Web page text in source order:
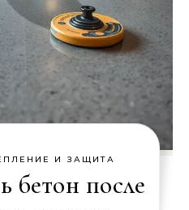
И ЗАЩИТА
бетон после